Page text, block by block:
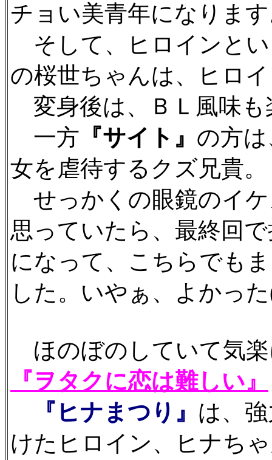
チョい美青年になりま
そして、ヒロインと
の桜世ちゃんは、ヒロ
変身後は、ＢＬ風味
一方 『サイト』 の方
女を虐待するクズ兄貴。
せっかくの眼鏡のイ
思っていたら、最終回
になって、こちらでも
した。いやぁ、よかっ
ほのぼのしていて気
『ヲタクに恋は難しい』
『ヒナまつり』 は、
けたヒロイン、ヒナち